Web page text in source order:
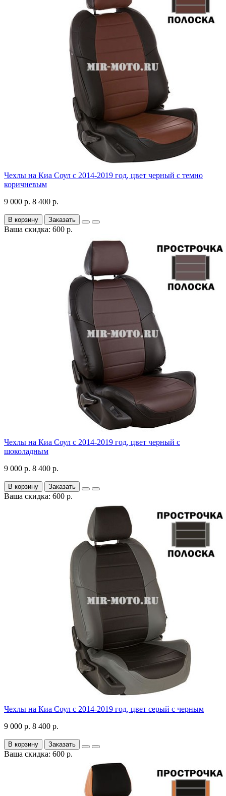
Чехлы на Киа Соул с 2014-2019 год, цвет черный с темно
коричневым
9 000 р. 8 400 р.
В корзину Заказать
Ваша скидка: 600 р.
Чехлы на Киа Соул с 2014-2019 год, цвет черный с
шоколадным
9 000 р. 8 400 р.
В корзину Заказать
Ваша скидка: 600 р.
Чехлы на Киа Соул с 2014-2019 год, цвет серый с черным
9 000 р. 8 400 р.
В корзину Заказать
Ваша скидка: 600 р.